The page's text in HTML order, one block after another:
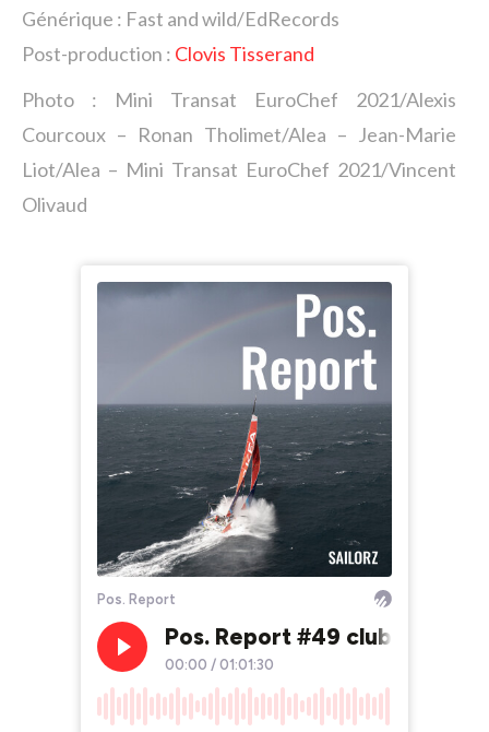
Générique : Fast and wild/EdRecords
Post-production : Clovis Tisserand
Photo : Mini Transat EuroChef 2021/Alexis
Courcoux – Ronan Tholimet/Alea – Jean-Marie
Liot/Alea – Mini Transat EuroChef 2021/Vincent
Olivaud